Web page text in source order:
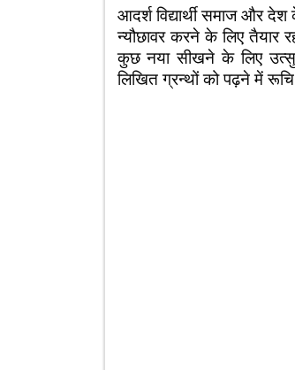
आदर्श विद्यार्थी समाज और
न्यौछावर करने के लिए तैयार
कुछ नया सीखने के लिए उत्सुक
लिखित ग्रन्थों को पढ़ने में